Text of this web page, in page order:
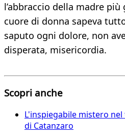
l’abbraccio della madre
cuore di donna sapeva
saputo ogni dolore, non
disperata, misericordia.
Scopri anche
L'inspiegabile mistero
di Catanzaro